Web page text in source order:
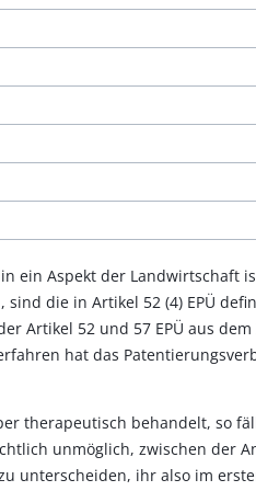
ein Aspekt der Landwirtschaft
die in Artikel 52 (4) EPÜ
Artikel 52 und 57 EPÜ aus
hat das
therapeutisch behandelt, so
unmöglich, zwischen der
unterscheiden, ihr also im